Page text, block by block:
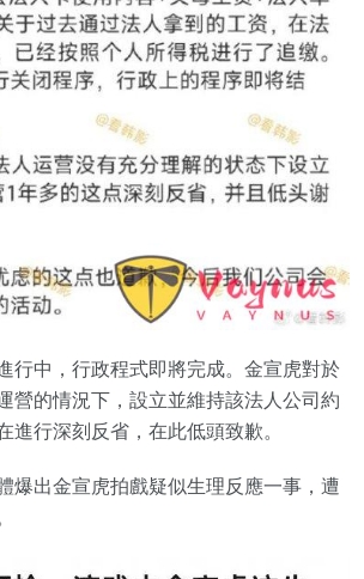
行中，行政程式即將完成。金宣虎對於
營的情況下，設立並維持該法人公司約
進行深刻反省，在此低頭致歉。
爆出金宣虎拍戲疑似生理反應一事，遭